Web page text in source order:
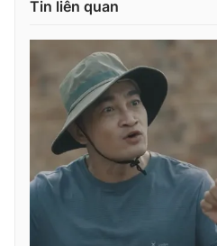
Tin liên quan